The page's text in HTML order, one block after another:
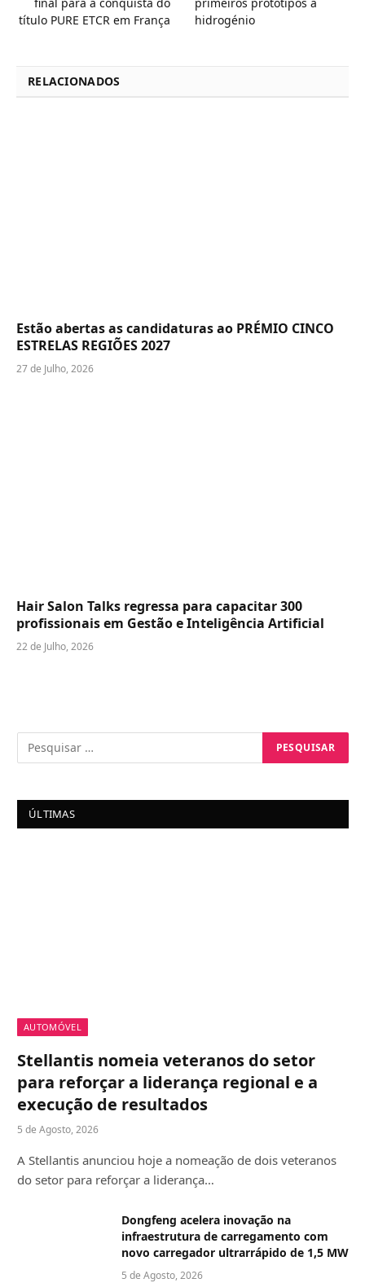
título PURE ETCR em França
hidrogénio
RELACIONADOS
Estão abertas as candidaturas ao PRÉMIO CINCO
ESTRELAS REGIÕES 2027
27 de Julho, 2026
Hair Salon Talks regressa para capacitar 300
profissionais em Gestão e Inteligência Artificial
22 de Julho, 2026
ÚLTIMAS
AUTOMÓVEL
Stellantis nomeia veteranos do setor
para reforçar a liderança regional e a
execução de resultados
5 de Agosto, 2026
A Stellantis anunciou hoje a nomeação de dois veteranos
do setor para reforçar a liderança…
Dongfeng acelera inovação na
infraestrutura de carregamento com
novo carregador ultrarrápido de 1,5 MW
5 de Agosto, 2026